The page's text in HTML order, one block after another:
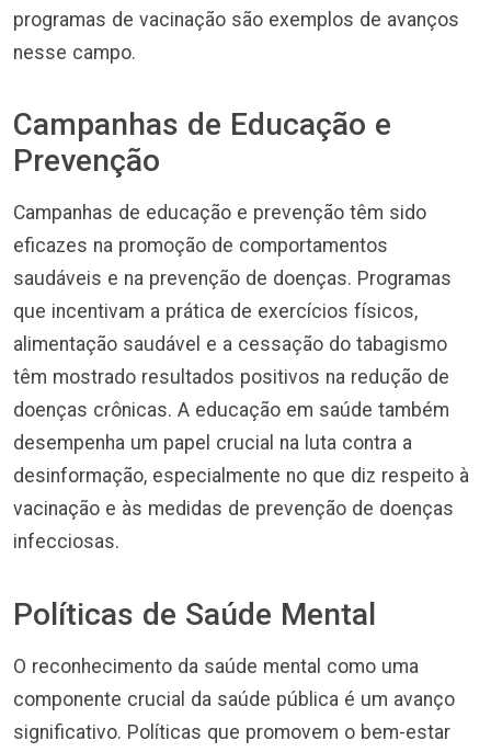
programas de vacinação são exemplos de avanços
nesse campo.
Campanhas de Educação e
Prevenção
Campanhas de educação e prevenção têm sido
eficazes na promoção de comportamentos
saudáveis e na prevenção de doenças. Programas
que incentivam a prática de exercícios físicos,
alimentação saudável e a cessação do tabagismo
têm mostrado resultados positivos na redução de
doenças crônicas. A educação em saúde também
desempenha um papel crucial na luta contra a
desinformação, especialmente no que diz respeito à
vacinação e às medidas de prevenção de doenças
infecciosas.
Políticas de Saúde Mental
O reconhecimento da saúde mental como uma
componente crucial da saúde pública é um avanço
significativo. Políticas que promovem o bem-estar